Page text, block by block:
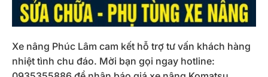
Xe nâng Phúc Lâm cam kết hỗ trợ tư vấn khách hàng
nhiệt tình chu đáo. Mời bạn gọi ngay hotline: